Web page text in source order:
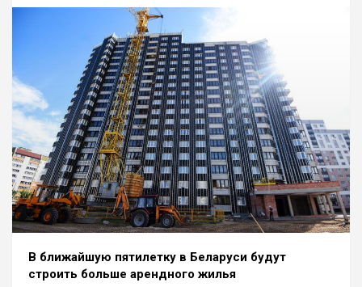
В ближайшую пятилетку в Беларуси будут
строить больше арендного жилья